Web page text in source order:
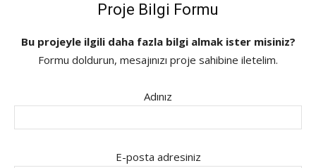
Proje Bilgi Formu
Bu projeyle ilgili daha fazla bilgi almak ister misiniz?
Formu doldurun, mesajınızı proje sahibine iletelim.
Adınız
E-posta adresiniz